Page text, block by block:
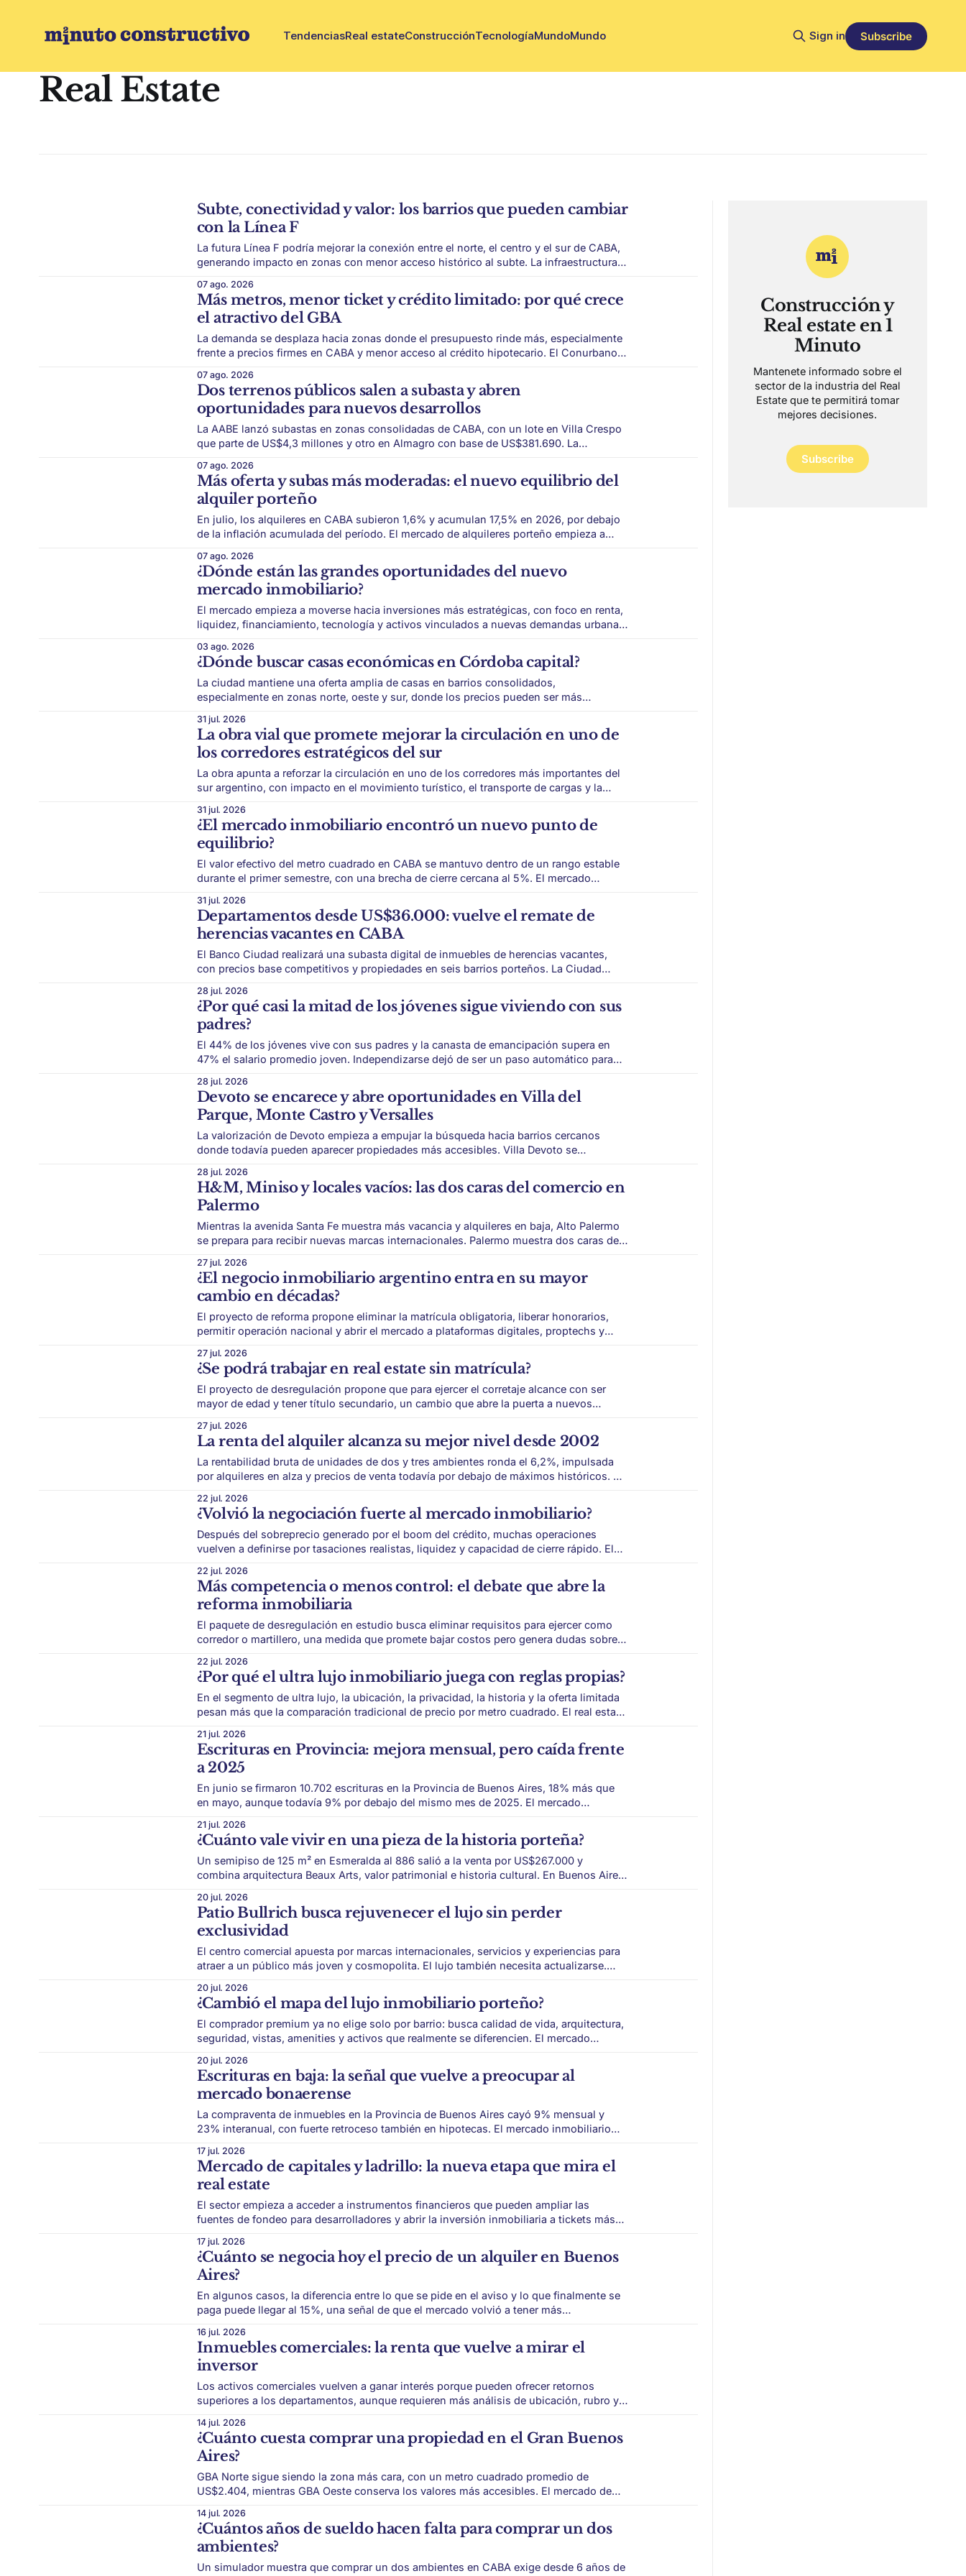
TendenciasReal estateConstrucciónTecnologíaMundoMundo Sign in Subscribe
Real Estate
Subte, conectividad y valor: los barrios que pueden cambiar
con la Línea F
La futura Línea F podría mejorar la conexión entre el norte, el centro y el sur de CABA,
generando impacto en zonas con menor acceso histórico al subte. La infraestructura
subte busca mejorar la conexión
07 ago. 2026
Más metros, menor ticket y crédito limitado: por qué crece
el atractivo del GBA
La demanda se desplaza hacia zonas donde el presupuesto rinde más, especialmente
frente a precios firmes en CABA y menor acceso al crédito hipotecario. El Conurbano
crédito hipotecario más limitado y los precios de CABA todavía
07 ago. 2026
Dos terrenos públicos salen a subasta y abren
oportunidades para nuevos desarrollos
La AABE lanzó subastas en zonas consolidadas de CABA, con un lote en Villa Crespo
que parte de US$4,3 millones y otro en Almagro con base de US$381.690. La
07 ago. 2026
Más oferta y subas más moderadas: el nuevo equilibrio del
alquiler porteño
En julio, los alquileres en CABA subieron 1,6% y acumulan 17,5% en 2026, por debajo
de la inflación acumulada del período. El mercado de alquileres porteño empieza a
derogación de la Ley de Alquileres, la mayor
07 ago. 2026
¿Dónde están las grandes oportunidades del nuevo
mercado inmobiliario?
El mercado empieza a moverse hacia inversiones más estratégicas, con foco en renta,
liquidez, financiamiento, tecnología y activos vinculados a nuevas demandas urbanas.
sinónimo de comprar una propiedad, conservarla y esperar la valorización. Ese modelo
sigue
03 ago. 2026
¿Dónde buscar casas económicas en Córdoba capital?
La ciudad mantiene una oferta amplia de casas en barrios consolidados,
especialmente en zonas norte, oeste y sur, donde los precios pueden ser más
para quienes buscan acceder a una casa con un ticket más bajo que en otros
31 jul. 2026
La obra vial que promete mejorar la circulación en uno de
los corredores estratégicos del sur
La obra apunta a reforzar la circulación en uno de los corredores más importantes del
sur argentino, con impacto en el movimiento turístico, el transporte de cargas y la
de su agenda de desarrollo. El proyecto
31 jul. 2026
¿El mercado inmobiliario encontró un nuevo punto de
equilibrio?
El valor efectivo del metro cuadrado en CABA se mantuvo dentro de un rango estable
durante el primer semestre, con una brecha de cierre cercana al 5%. El mercado
la recomposición de precios registrada durante 2025, el primer
31 jul. 2026
Departamentos desde US$36.000: vuelve el remate de
herencias vacantes en CABA
El Banco Ciudad realizará una subasta digital de inmuebles de herencias vacantes,
con precios base competitivos y propiedades en seis barrios porteños. La Ciudad
online se realizará el 14 de agosto desde las 10 y estará a cargo
28 jul. 2026
¿Por qué casi la mitad de los jóvenes sigue viviendo con sus
padres?
El 44% de los jóvenes vive con sus padres y la canasta de emancipación supera en
47% el salario promedio joven. Independizarse dejó de ser un paso automático para
Investigaciones Sociales de UADE reveló que el
28 jul. 2026
Devoto se encarece y abre oportunidades en Villa del
Parque, Monte Castro y Versalles
La valorización de Devoto empieza a empujar la búsqueda hacia barrios cercanos
donde todavía pueden aparecer propiedades más accesibles. Villa Devoto se
combinación de casas bajas, plazas, oferta gastronómica, identidad barrial y nuevos
desarrollos lo convirtió en una
28 jul. 2026
H&M, Miniso y locales vacíos: las dos caras del comercio en
Palermo
Mientras la avenida Santa Fe muestra más vacancia y alquileres en baja, Alto Palermo
se prepara para recibir nuevas marcas internacionales. Palermo muestra dos caras del
registra más locales vacíos y valores de alquiler más bajos. Por otro,
27 jul. 2026
¿El negocio inmobiliario argentino entra en su mayor
cambio en décadas?
El proyecto de reforma propone eliminar la matrícula obligatoria, liberar honorarios,
permitir operación nacional y abrir el mercado a plataformas digitales, proptechs y
transformación profunda. El proyecto impulsado por el Gobierno busca redefinir el
corretaje inmobiliario: dejaría de ser
27 jul. 2026
¿Se podrá trabajar en real estate sin matrícula?
El proyecto de desregulación propone que para ejercer el corretaje alcance con ser
mayor de edad y tener título secundario, un cambio que abre la puerta a nuevos
incluyó dentro de su paquete de desregulación una modificación profunda
27 jul. 2026
La renta del alquiler alcanza su mejor nivel desde 2002
La rentabilidad bruta de unidades de dos y tres ambientes ronda el 6,2%, impulsada
por alquileres en alza y precios de venta todavía por debajo de máximos históricos. El
los que la renta residencial parecía poco atractiva
22 jul. 2026
¿Volvió la negociación fuerte al mercado inmobiliario?
Después del sobreprecio generado por el boom del crédito, muchas operaciones
vuelven a definirse por tasaciones realistas, liquidez y capacidad de cierre rápido. El
generó el regreso del crédito hipotecario, muchos propietarios ajustaron hacia arriba
sus expectativas.
22 jul. 2026
Más competencia o menos control: el debate que abre la
reforma inmobiliaria
El paquete de desregulación en estudio busca eliminar requisitos para ejercer como
corredor o martillero, una medida que promete bajar costos pero genera dudas sobre
discusión regulatoria. El Gobierno prepara un paquete de reformas económicas que
alcanza a distintos
22 jul. 2026
¿Por qué el ultra lujo inmobiliario juega con reglas propias?
En el segmento de ultra lujo, la ubicación, la privacidad, la historia y la oferta limitada
pesan más que la comparación tradicional de precio por metro cuadrado. El real estate
Barrio Parque, Palermo Chico o José
21 jul. 2026
Escrituras en Provincia: mejora mensual, pero caída frente
a 2025
En junio se firmaron 10.702 escrituras en la Provincia de Buenos Aires, 18% más que
en mayo, aunque todavía 9% por debajo del mismo mes de 2025. El mercado
de compraventa crecieron frente al mes anterior.
21 jul. 2026
¿Cuánto vale vivir en una pieza de la historia porteña?
Un semipiso de 125 m² en Esmeralda al 886 salió a la venta por US$267.000 y
combina arquitectura Beaux Arts, valor patrimonial e historia cultural. En Buenos Aires
En Esmeralda al 886, en pleno
20 jul. 2026
Patio Bullrich busca rejuvenecer el lujo sin perder
exclusividad
El centro comercial apuesta por marcas internacionales, servicios y experiencias para
atraer a un público más joven y cosmopolita. El lujo también necesita actualizarse.
reconversión orientada a sostener a su público tradicional y, al mismo tiempo, captar
20 jul. 2026
¿Cambió el mapa del lujo inmobiliario porteño?
El comprador premium ya no elige solo por barrio: busca calidad de vida, arquitectura,
seguridad, vistas, amenities y activos que realmente se diferencien. El mercado
Durante décadas, Recoleta fue sinónimo de lujo porteño. Pero hoy el mapa es más
diverso: Palermo,
20 jul. 2026
Escrituras en baja: la señal que vuelve a preocupar al
mercado bonaerense
La compraventa de inmuebles en la Provincia de Buenos Aires cayó 9% mensual y
23% interanual, con fuerte retroceso también en hipotecas. El mercado inmobiliario
9.068 compraventas de inmuebles en la Provincia de Buenos Aires, según datos
17 jul. 2026
Mercado de capitales y ladrillo: la nueva etapa que mira el
real estate
El sector empieza a acceder a instrumentos financieros que pueden ampliar las
fuentes de fondeo para desarrolladores y abrir la inversión inmobiliaria a tickets más
argentino. Después de años con crédito limitado, los desarrolladores y brokers
empiezan
17 jul. 2026
¿Cuánto se negocia hoy el precio de un alquiler en Buenos
Aires?
En algunos casos, la diferencia entre lo que se pide en el aviso y lo que finalmente se
paga puede llegar al 15%, una señal de que el mercado volvió a tener más
Después de años en los que
16 jul. 2026
Inmuebles comerciales: la renta que vuelve a mirar el
inversor
Los activos comerciales vuelven a ganar interés porque pueden ofrecer retornos
superiores a los departamentos, aunque requieren más análisis de ubicación, rubro y
un contexto donde la renta residencial mejoró, pero sigue siendo moderada en
muchas zonas,
14 jul. 2026
¿Cuánto cuesta comprar una propiedad en el Gran Buenos
Aires?
GBA Norte sigue siendo la zona más cara, con un metro cuadrado promedio de
US$2.404, mientras GBA Oeste conserva los valores más accesibles. El mercado de
zonas. En GBA Norte, el metro cuadrado promedio se ubica
14 jul. 2026
¿Cuántos años de sueldo hacen falta para comprar un dos
ambientes?
Un simulador muestra que comprar un dos ambientes en CABA exige desde 6 años de
Construcción y
Real estate en 1
Minuto
Mantenete informado sobre el
sector de la industria del Real
Estate que te permitirá tomar
mejores decisiones.
Subscribe